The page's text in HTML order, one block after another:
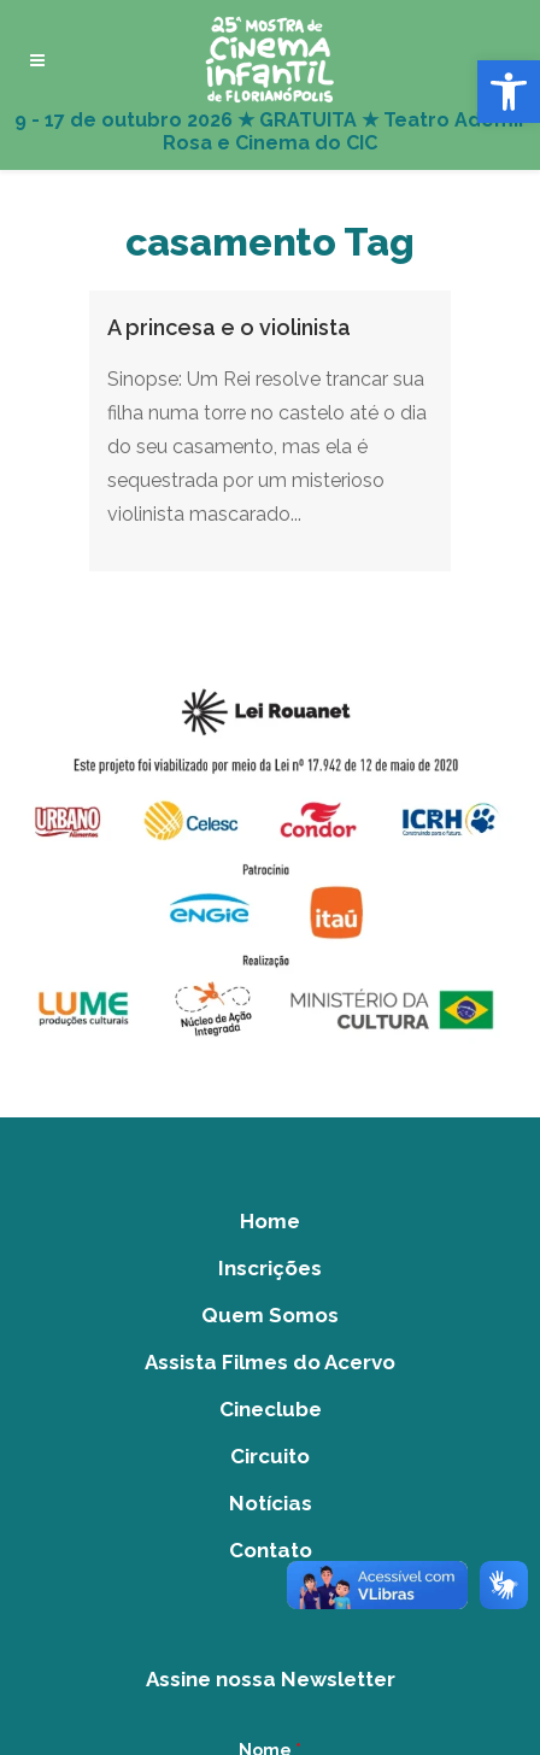
Abrir
casamento Tag
A princesa e o violinista
Sinopse: Um Rei resolve trancar sua
filha numa torre no castelo até o dia
do seu casamento, mas ela é
sequestrada por um misterioso
violinista mascarado...
Home
Inscrições
Quem Somos
Assista Filmes do Acervo
Cineclube
Circuito
Notícias
Contato
Assine nossa Newsletter
Nome *